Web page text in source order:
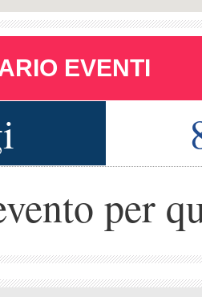
EVENTI
per